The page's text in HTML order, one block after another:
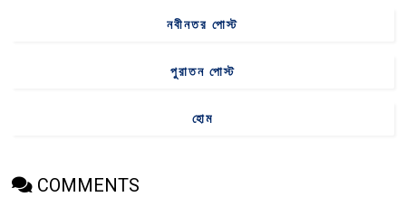
নবীনতর পোস্ট
পুরাতন পোস্ট
হোম
COMMENTS